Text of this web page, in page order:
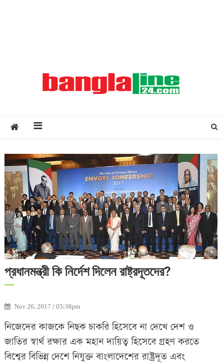
প্রধানমন্ত্রী কি নির্দেশ দিলেন রাষ্ট্রদূতদের?
Nov 26, 2017 / 05:38pm
নিজেদের কাজকে নিছক চাকরি হিসেবে না দেখে দেশ ও
জাতির স্বার্থ রক্ষার এক মহান দায়িত্ব হিসেবে গ্রহণ করতে
বিশ্বের বিভিন্ন দেশে নিযুক্ত বাংলাদেশের রাষ্ট্রদূত এবং